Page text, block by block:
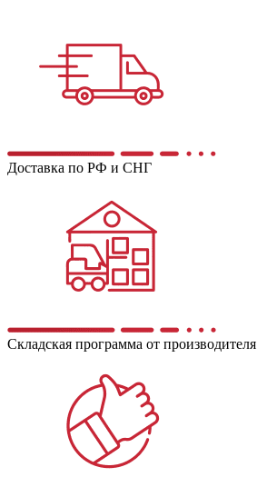
Доставка по РФ и СНГ
Складская программа от производителя